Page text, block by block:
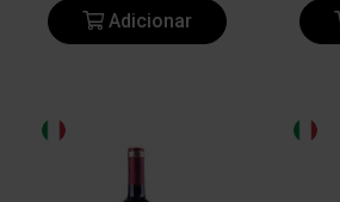
Adicionar